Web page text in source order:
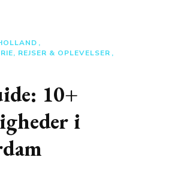
REJSER & OPLEVELSER
10+
i